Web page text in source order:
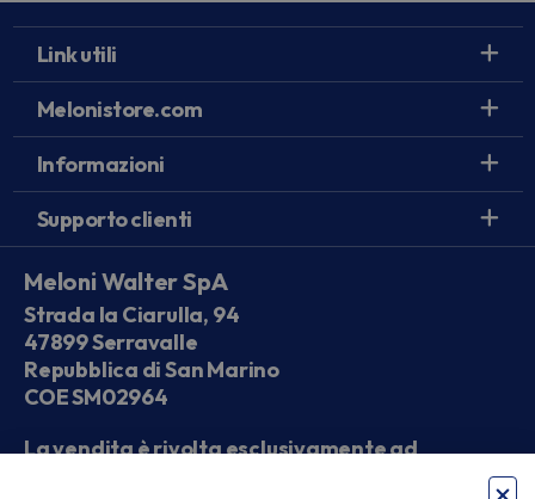
Link utili
Melonistore.com
Informazioni
Supporto clienti
Meloni Walter SpA
Strada la Ciarulla, 94
47899 Serravalle
Repubblica di San Marino
COE SM02964
La vendita è rivolta esclusivamente ad